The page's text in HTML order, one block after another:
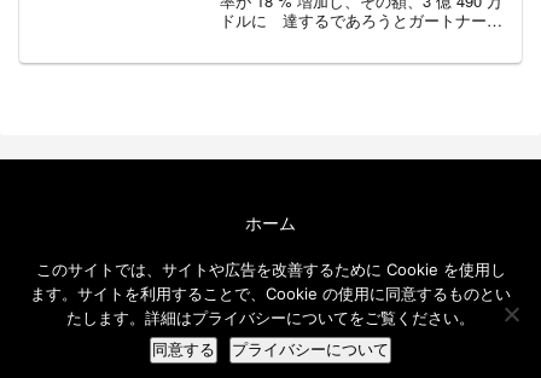
ドルに 達するであろうとガートナー社
の調査によると多くの組織では、コスト
ホーム
免責事項
メールニュース
© 2016-2026 エクセルソフト ブログ.
このサイトでは、サイトや広告を改善するために Cookie を使用し
ます。サイトを利用することで、Cookie の使用に同意するものとい
たします。詳細はプライバシーについてをご覧ください。
同意する プライバシーについて